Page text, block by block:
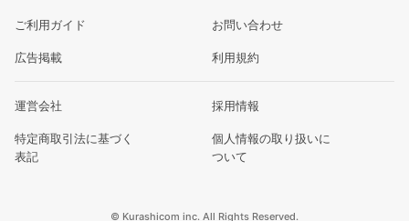
ご利用ガイド お問い合わせ
広告掲載 利用規約
運営会社 採用情報
特定商取引法に基づく
表記
個人情報の取り扱いに
ついて
© Kurashicom inc. All Rights Reserved.